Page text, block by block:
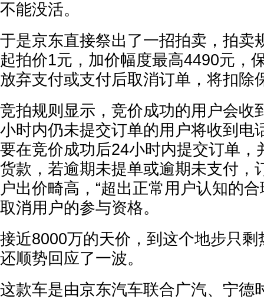
不能没活。
于是京东直接祭出了一招拍卖，拍卖
起拍价1元，加价幅度最高4490元，
放弃支付或支付后取消订单，将扣除
竞拍规则显示，竞价成功的用户会收
小时内仍未提交订单的用户将收到电
要在竞价成功后24小时内提交订单，
货款，若逾期未提单或逾期未支付，
户出价畸高，“超出正常用户认知的
取消用户的参与资格。
接近8000万的天价，到这个地步只
还顺势回应了一波。
这款车是由京东汽车联合广汽、宁德